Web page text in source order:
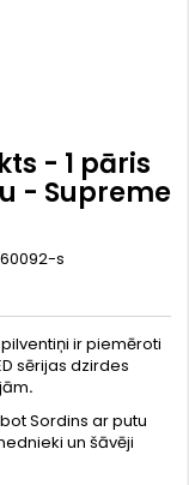
- 1 pāris
- Supreme
s
ir piemēroti
sērijas dzirdes
.
Sordins ar putu
un šāvēji